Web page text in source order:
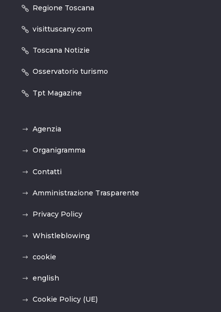
Regione Toscana
visittuscany.com
Toscana Notizie
Osservatorio turismo
Tpt Magazine
Agenzia
Organigramma
Contatti
Amministrazione Trasparente
Privacy Policy
Whistleblowing
cookie
english
Cookie Policy (UE)